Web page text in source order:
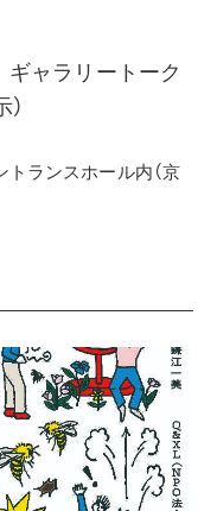
ャラリートーク
トランスホール内（京